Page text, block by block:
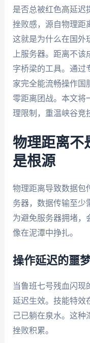
是否总被红色高延迟
挫败感，源自物理距
这就是为什么在国外
上服务器。距离不
字桥梁的工具。通过
家完全能流畅操作国
零距离团战。本文将
理限制，重温峡谷竞
物理距离不
是根源
物理距离导致数据包
务器，数据传输至少
为避免服务器拥堵，
像在泥潭中挣扎。
操作延迟的噩
当鲁班七号残血闪现
延迟生效。技能特效
己已躺在泉水。这种
挫败积累。